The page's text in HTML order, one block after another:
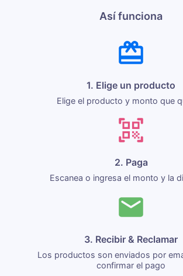
Así funciona
1. Elige un producto
Elige el producto y monto que
2. Paga
Escanea o ingresa el monto y la
3. Recibir & Reclamar
Los productos son enviados por
confirmar el pago